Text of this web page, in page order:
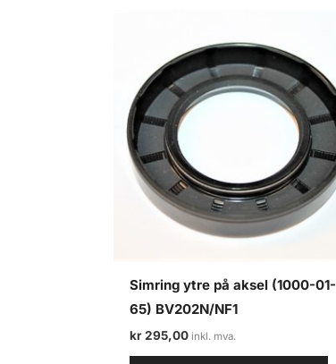
Simring ytre på aksel (1000-01-
65) BV202N/NF1
kr295,00